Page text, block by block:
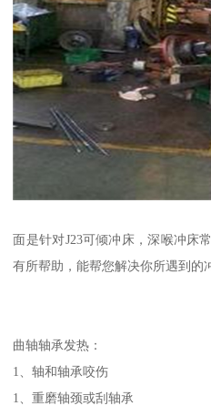
面是针对J23可倾冲床，深喉冲床
有所帮助，能帮您解决你所遇到的
曲轴轴承发热：
1、轴和轴承咬伤
1、重磨轴颈或刮轴承